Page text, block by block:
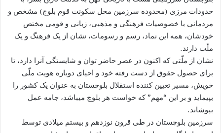
حدودات مرزی (محدوده سرزمین محل سکونت قوم بلوچ) مشخص و
مردمانی با خصوصیات فرهنگی و مذهبی، زبانی و قومی مختص
خودشان، همه این نماد، رسم و رسومات، نشان از یک فرهنگ و یک
ملّت دارند.
نشان از ملّتی که اکنون در عصر حاضر توان و شایستگی آنرا دارد، تا
برای حصول حقوق از دست رفته خود و احیای دوباره هویت ملّی
خویش، مسیر تعیین کننده استقلال بلوچستان به عنوان یک کشور را
بپیماید و بر این “مهم” که خواست هر بلوچ میباشد، جامه عمل
بپوشاند.
سرزمین بلوچستان در طی قرون نوزدهم و بیستم میلادی توسط